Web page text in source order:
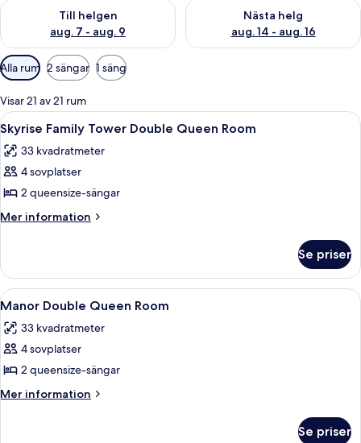
Till helgen
aug. 7 - aug. 9
Kontrollera tillgängligheten för den här helgen aug. 7 - aug. 9
Nästa helg
aug. 14 - aug. 16
Kontrollera tillgängligheten
Tillgängliga
filter
för
rum
Alla rum 2 sängar 1 säng
Visar 21 av 21 rum
Öppna
alla
foton
för
Skyrise
Family
Queen
Room
Ett hotellrum med två sängar, ett
4
Skyrise Family Tower Double Queen Room
33 kvadratmeter
4 sovplatser
2 queensize-sängar
Mer information
Mer
Family
Tower
Double
Room
Se priser
Öppna
alla
foton
för
Manor
Double
Ett hotellrum med två sängar, ett
4
Manor Double Queen Room
33 kvadratmeter
4 sovplatser
2 queensize-sängar
Mer information
Mer
Se priser